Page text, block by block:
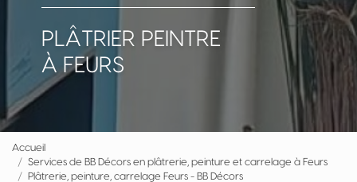
PLÂTRIER PEINTRE
À FEURS
Accueil
Services de BB Décors en plâtrerie, peinture et carrelage à Feurs
Plâtrerie, peinture, carrelage Feurs - BB Décors